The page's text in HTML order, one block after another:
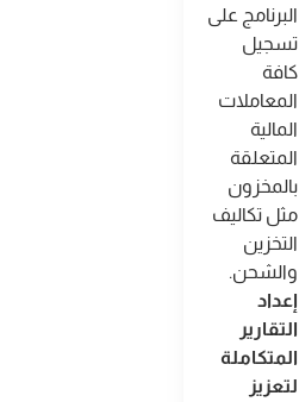
البرنامج على
تسجيل
كافة
المعاملات
المالية
المتعلقة
بالمخزون
مثل تكاليف
التخزين
والشحن.
إعداد
التقارير
المتكاملة
لتعزيز